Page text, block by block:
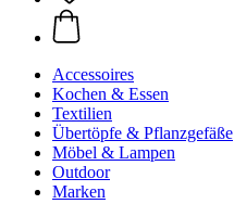
Accessoires
Kochen & Essen
Textilien
Übertöpfe & Pflanzgefäße
Möbel & Lampen
Outdoor
Marken